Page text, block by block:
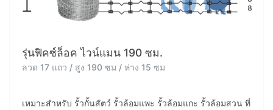
รุ่นฟิคซ์ล็อค ไวน์แมน 190 ซม.
ลวด 17 แถว / สูง 190 ซม / ห่าง 15 ซม
เหมาะสำหรับ รั้วกั้นสัตว์ รั้วล้อมแพะ รั้วล้อมแกะ รั้วล้อมสวน ที่